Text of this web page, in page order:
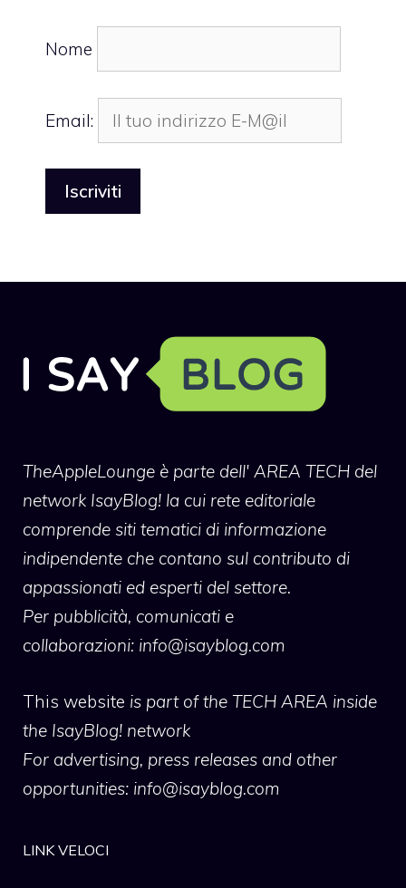
Nome
Email:
TheAppleLounge è parte dell' AREA TECH del
network IsayBlog! la cui rete editoriale
comprende siti tematici di informazione
indipendente che contano sul contributo di
appassionati ed esperti del settore.
Per pubblicità, comunicati e
collaborazioni: info@isayblog.com
This website is part of the TECH AREA inside
the IsayBlog! network
For advertising, press releases and other
opportunities: info@isayblog.com
LINK VELOCI